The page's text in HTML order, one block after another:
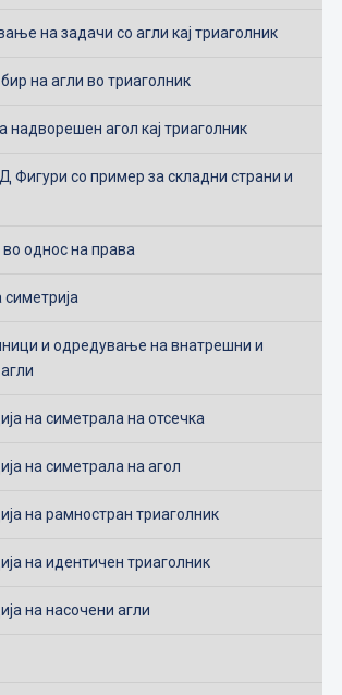
на задачи со агли кај триаголник
на агли во триаголник
надворешен агол кај триаголник
Фигури со пример за складни страни и
однос на права
и одредување на внатрешни и
на симетрала на отсечка
на симетрала на агол
на рамностран триаголник
на идентичен триаголник
на насочени агли